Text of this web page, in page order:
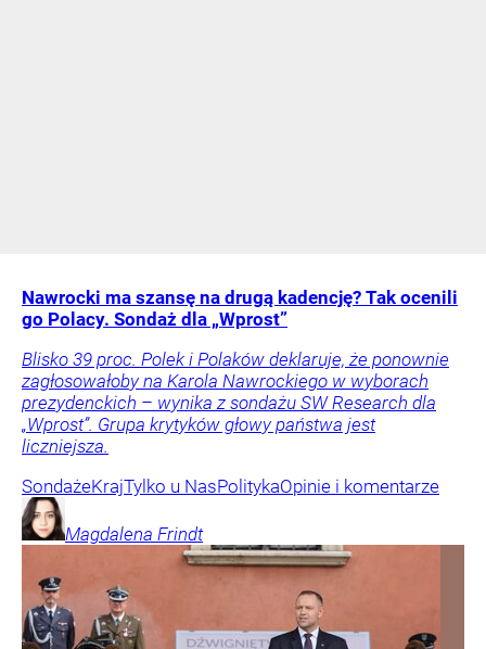
Nawrocki ma szansę na drugą kadencję? Tak ocenili
go Polacy. Sondaż dla „Wprost”
Blisko 39 proc. Polek i Polaków deklaruje, że ponownie
zagłosowałoby na Karola Nawrockiego w wyborach
prezydenckich – wynika z sondażu SW Research dla
„Wprost”. Grupa krytyków głowy państwa jest
liczniejsza.
SondażeKrajTylko u NasPolitykaOpinie i komentarze
Magdalena Frindt